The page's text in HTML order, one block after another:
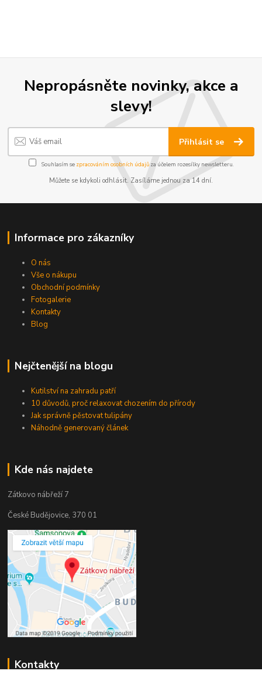
Nepropásněte novinky, akce a
slevy!
Přihlásit se
Souhlasím se zpracováním osobních údajůza účelem rozesílky newsletteru.
Můžete se kdykoli odhlásit. Zasíláme jednou za 14 dní.
Informace pro zákazníky
O nás
Vše o nákupu
Obchodní podmínky
Fotogalerie
Kontakty
Blog
Nejčtenější na blogu
Kutilství na zahradu patří
10 důvodů, proč relaxovat chozením do přírody
Jak správně pěstovat tulipány
Náhodně generovaný článek
Kde nás najdete
Zátkovo nábřeží 7
České Budějovice, 370 01
Kontakty
Kontakty
Powered by chaterimo